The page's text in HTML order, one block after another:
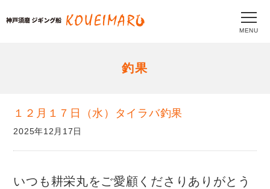
MENU
釣果
１２月１７日（水）タイラバ釣果
2025年12月17日
いつも耕栄丸をご愛顧くださりありがとう